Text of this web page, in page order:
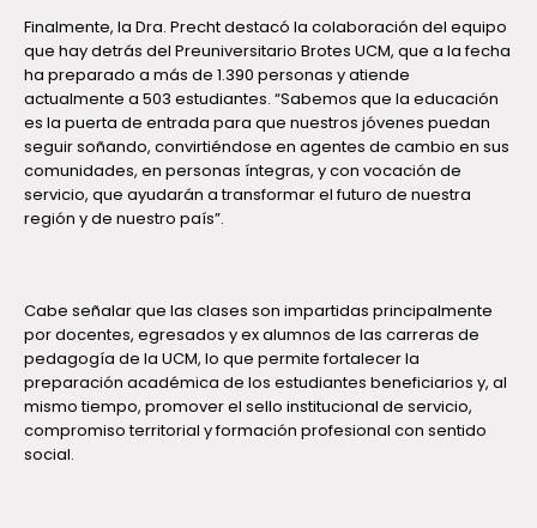
Finalmente, la Dra. Precht destacó la colaboración del equipo
que hay detrás del Preuniversitario Brotes UCM, que a la fecha
ha preparado a más de 1.390 personas y atiende
actualmente a 503 estudiantes. “Sabemos que la educación
es la puerta de entrada para que nuestros jóvenes puedan
seguir soñando, convirtiéndose en agentes de cambio en sus
comunidades, en personas íntegras, y con vocación de
servicio, que ayudarán a transformar el futuro de nuestra
región y de nuestro país”.
Cabe señalar que las clases son impartidas principalmente
por docentes, egresados y ex alumnos de las carreras de
pedagogía de la UCM, lo que permite fortalecer la
preparación académica de los estudiantes beneficiarios y, al
mismo tiempo, promover el sello institucional de servicio,
compromiso territorial y formación profesional con sentido
social.